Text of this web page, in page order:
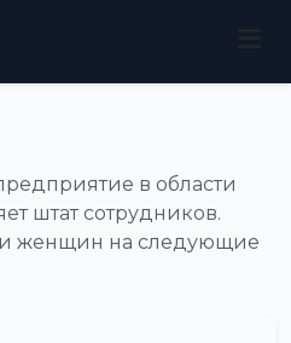
в области
штат сотрудников.
женщин на следующие